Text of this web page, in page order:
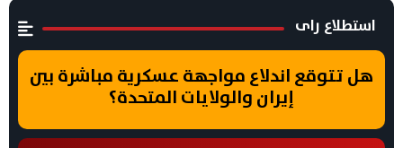
استطلاع راى
هل تتوقع اندلاع مواجهة عسكرية مباشرة بين
إيران والولايات المتحدة؟